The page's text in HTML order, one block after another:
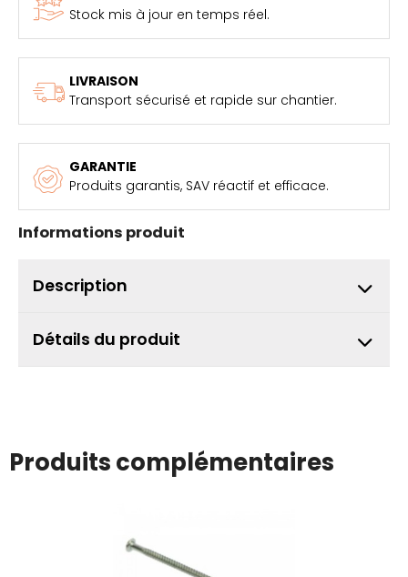
Stock mis à jour en temps réel.
LIVRAISON
Transport sécurisé et rapide sur chantier.
GARANTIE
Produits garantis, SAV réactif et efficace.
Informations produit
Description
Détails du produit
Produits complémentaires